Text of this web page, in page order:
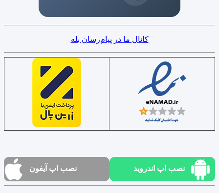
کانال ما در پیام‌رسان بله
نصب اپ اندروید نصب اپ آیفون